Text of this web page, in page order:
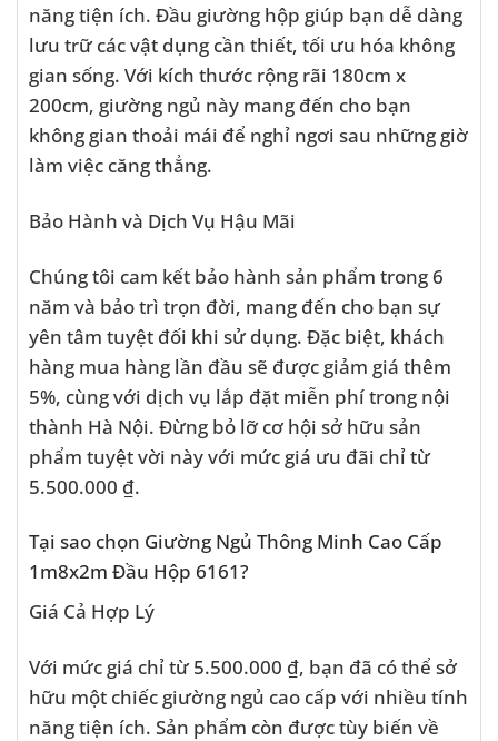
năng tiện ích. Đầu giường hộp giúp bạn dễ dàng
lưu trữ các vật dụng cần thiết, tối ưu hóa không
gian sống. Với kích thước rộng rãi 180cm x
200cm, giường ngủ này mang đến cho bạn
không gian thoải mái để nghỉ ngơi sau những giờ
làm việc căng thẳng.
Bảo Hành và Dịch Vụ Hậu Mãi
Chúng tôi cam kết bảo hành sản phẩm trong 6
năm và bảo trì trọn đời, mang đến cho bạn sự
yên tâm tuyệt đối khi sử dụng. Đặc biệt, khách
hàng mua hàng lần đầu sẽ được giảm giá thêm
5%, cùng với dịch vụ lắp đặt miễn phí trong nội
thành Hà Nội. Đừng bỏ lỡ cơ hội sở hữu sản
phẩm tuyệt vời này với mức giá ưu đãi chỉ từ
5.500.000 ₫.
Tại sao chọn Giường Ngủ Thông Minh Cao Cấp
1m8x2m Đầu Hộp 6161?
Giá Cả Hợp Lý
Với mức giá chỉ từ 5.500.000 ₫, bạn đã có thể sở
hữu một chiếc giường ngủ cao cấp với nhiều tính
năng tiện ích. Sản phẩm còn được tùy biến về